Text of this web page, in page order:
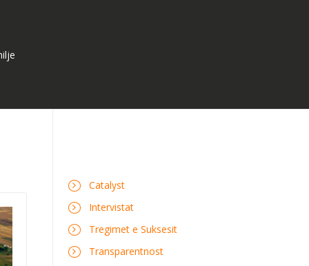
Catalyst
Intervistat
Tregimet e Suksesit
Transparentnost